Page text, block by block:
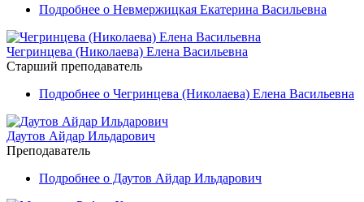
Подробнее о Невмержицкая Екатерина Васильевна
Чегринцева (Николаева) Елена Васильевна
Старший преподаватель
Подробнее о Чегринцева (Николаева) Елена Васильевна
Даутов Айдар Ильдарович
Преподаватель
Подробнее о Даутов Айдар Ильдарович